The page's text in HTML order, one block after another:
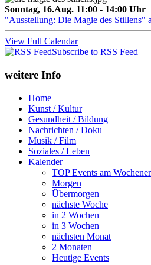
Sonntag, 16.Aug. 11:00 - 14:00 Uhr
"Ausstellung: Die Magie des Stillens"
View Full Calendar
Subscribe to RSS Feed
weitere Info
Home
Kunst / Kultur
Gesundheit / Bildung
Nachrichten / Doku
Musik / Film
Soziales / Leben
Kalender
TOP Events am
Morgen
Übermorgen
nächste Woche
in 2 Wochen
in 3 Wochen
nächsten Monat
2 Monaten
Heutige Events